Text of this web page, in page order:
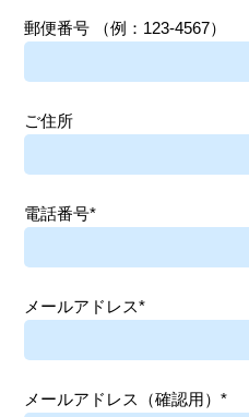
郵便番号 （例：123-4567）
ご住所
電話番号*
メールアドレス*
メールアドレス（確認用）*